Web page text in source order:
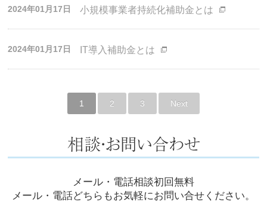
2024年01月17日 小規模事業者持続化補助金とは
2024年01月17日 IT導入補助金とは
1 2 3 Next
メール・電話相談初回無料
メール・電話どちらもお気軽にお問い合せください。